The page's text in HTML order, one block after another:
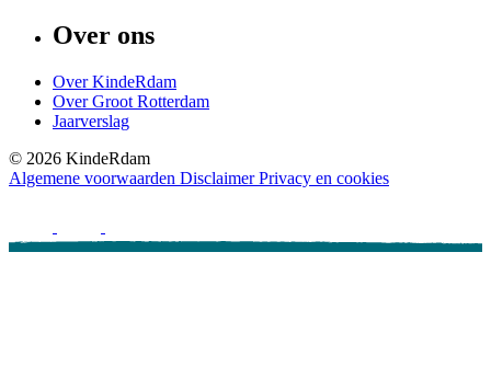
Over ons
Over KindeRdam
Over Groot Rotterdam
Jaarverslag
© 2026 KindeRdam
Algemene voorwaarden Disclaimer Privacy en cookies